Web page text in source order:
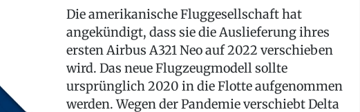
Die amerikanische Fluggesellschaft hat
angekündigt, dass sie die Auslieferung ihres
ersten Airbus A321 Neo auf 2022 verschieben
wird. Das neue Flugzeugmodell sollte
ursprünglich 2020 in die Flotte aufgenommen
werden. Wegen der Pandemie verschiebt Delta